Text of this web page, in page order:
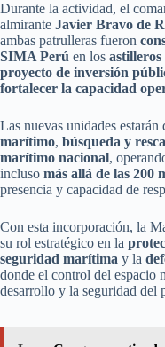
Durante la actividad, el
almirante Javier Bravo de
ambas patrulleras fueron
SIMA Perú en los
proyecto de inversión
fortalecer la capacidad
Las nuevas unidades estarán
marítimo, búsqueda y
marítimo nacional,
incluso más allá de las 200
presencia y capacidad de
Con esta incorporación, la
su rol estratégico en la
seguridad marítima y la
donde el control del espacio
desarrollo y la seguridad del